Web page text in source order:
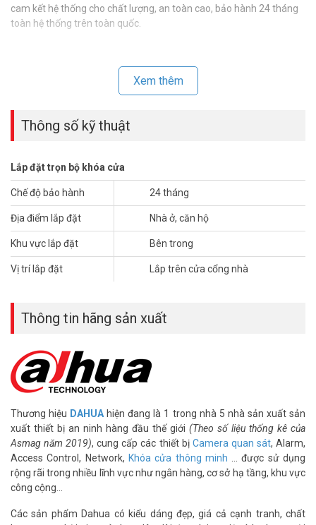
cam kết hệ thống cho chất lượng, an toàn cao, bảo hành 24 tháng
toàn hệ thống trên toàn quốc.
Thương hiệu khóa cửa thông minh DAHUA đã được nhiều gia đình
tin tưởng và lựa chọn lắp đặt. Bởi những lý do sau đây:
Nhiều chế độ mở khóa thông minh: Ứng dụng Easy4key,
mật khẩu hoặc thẻ không hợp lệ liên tiếp. Khi ấy khóa cửa
Thiết kế với bộ nhớ lưu trữ lớn : 50 mật khẩu, 50 thẻ và 8
bluetooth.
Sản phẩm chú trọng cao trong tính thẩm mỹ, đường nét tinh
tế, sang trọng và đẹp mắt. Có thể sử dụng cho mọi loại cửa.
Nhất là khả năng hoạt động bền, ổn định.
Lắp đặt trọn bộ khóa cửa điện tử DAHUA
cho căn hộ gói SILVER L42020-2 không
phát sinh phí
ASL2101S/K-WR (tay cầm bên phải) tùy chọn phù hợp theo vị trí
Xem thêm
Thông số kỹ thuật
Lắp đặt trọn bộ khóa cửa
Chế độ bảo hành 24 tháng
Địa điểm lắp đặt Nhà ở, căn hộ
Khu vực lắp đặt Bên trong
Vị trí lắp đặt Lắp trên cửa cổng nhà
Thông tin hãng sản xuất
Thương hiệu DAHUA hiện đang là 1 trong nhà 5 nhà sản xuất sản
xuất thiết bị an ninh hàng đầu thế giới (Theo số liệu thống kê của
Asmag năm 2019), cung cấp các thiết bị Camera quan sát, Alarm,
Access Control, Network, Khóa cửa thông minh … được sử dụng
rộng rãi trong nhiều lĩnh vực như ngân hàng, cơ sở hạ tầng, khu vực
công cộng…
Các sản phẩm Dahua có kiểu dáng đẹp, giá cả cạnh tranh, chất